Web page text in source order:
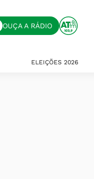
OUÇA A RÁDIO
ELEIÇÕES 2026